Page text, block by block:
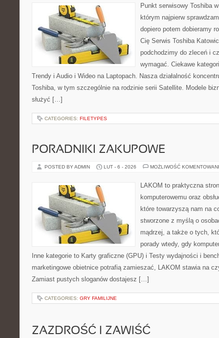
Punkt serwisowy Toshiba
którym najpierw
dopiero potem dobieramy
Cię Serwis Toshiba
podchodzimy do zleceń i
wymagać. Ciekawe
Trendy i Audio i Wideo na Laptopach. Nasza działalność
Toshiba, w tym szczególnie na rodzinie serii Satellite. Modele
służyć […]
CATEGORIES: FILETYPES
PORADNIKI ZAKUPOWE
POSTED BY ADMIN LUT - 6 - 2026 MOŻLIWOŚĆ
LAKOM to praktyczna
komputerowemu oraz
które towarzyszą nam na
stworzone z myślą o
mądrzej, a także o tych,
porady wtedy, gdy
Inne kategorie to Karty graficzne (GPU) i Testy wydajności i
marketingowe obietnice potrafią zamieszać, LAKOM stawia na
Zamiast pustych sloganów dostajesz […]
CATEGORIES: GRY FAMILIJNE
ZAZDROŚĆ I ZAWIŚĆ